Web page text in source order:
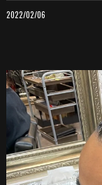
2022/02/06